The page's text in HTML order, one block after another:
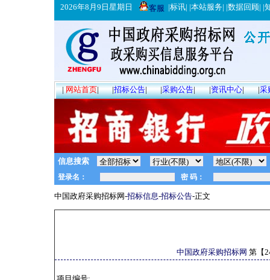
2026年8月9日星期日 客服 |标讯| |本站服务| |数据回顾| |
|网站首页| |招标公告| |采购公告| |资讯中心| |采
信息搜索
中国政府采购招标网-招标信息-招标公告-正文
中国政府采购招标网 第【